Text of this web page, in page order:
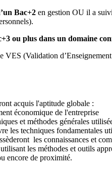
Bac+2 en gestion OU il a
ou plus dans un domaine
VES (Validation
acquis l'aptitude globale :
économique de l'entreprise
et méthodes générales
les techniques fondamentales
les connaissances et
les méthodes et outils
encore de proximité.